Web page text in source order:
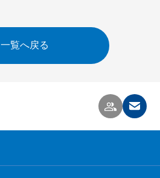
一覧へ戻る